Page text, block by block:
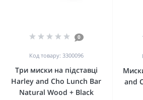
0
Код товару: 3300096
Три миски на підставці
Harley and Cho Lunch Bar
Natural Wood + Black
and